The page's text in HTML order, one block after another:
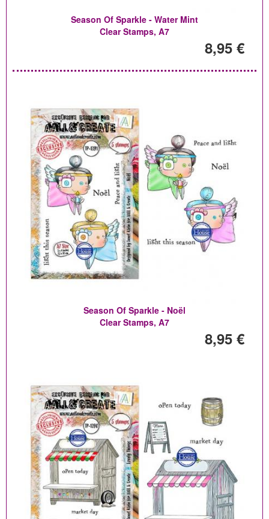
Season Of Sparkle - Water Mint
Clear Stamps, A7
8,95 €
Season Of Sparkle - Noël
Clear Stamps, A7
8,95 €